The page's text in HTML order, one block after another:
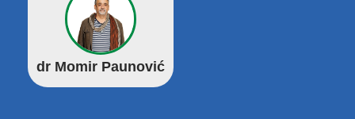
dr Momir Paunović